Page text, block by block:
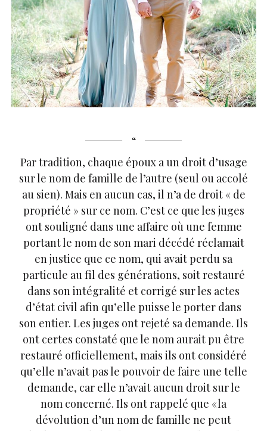
Par tradition, chaque époux a un droit d’usage
sur le nom de famille de l’autre (seul ou accolé
au sien). Mais en aucun cas, il n’a de droit « de
propriété » sur ce nom. C’est ce que les juges
ont souligné dans une affaire où une femme
portant le nom de son mari décédé réclamait
en justice que ce nom, qui avait perdu sa
particule au fil des générations, soit restauré
dans son intégralité et corrigé sur les actes
d’état civil afin qu’elle puisse le porter dans
son entier. Les juges ont rejeté sa demande. Ils
ont certes constaté que le nom aurait pu être
restauré officiellement, mais ils ont considéré
qu’elle n’avait pas le pouvoir de faire une telle
demande, car elle n’avait aucun droit sur le
nom concerné. Ils ont rappelé que « la
dévolution d’un nom de famille ne peut